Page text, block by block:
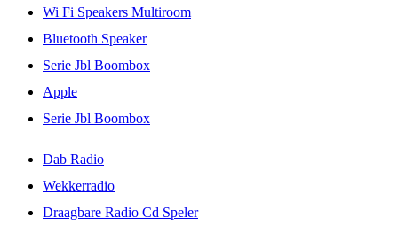
Wi Fi Speakers Multiroom
Bluetooth Speaker
Serie Jbl Boombox
Apple
Serie Jbl Boombox
Dab Radio
Wekkerradio
Draagbare Radio Cd Speler